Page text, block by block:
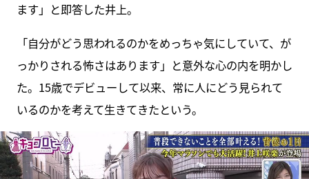
ます」と即答した井上。
「自分がどう思われるのかをめっちゃ気にしていて、が
っかりされる怖さはあります」と意外な心の内を明かし
た。15歳でデビューして以来、常に人にどう見られて
いるのかを考えて生きてきたという。